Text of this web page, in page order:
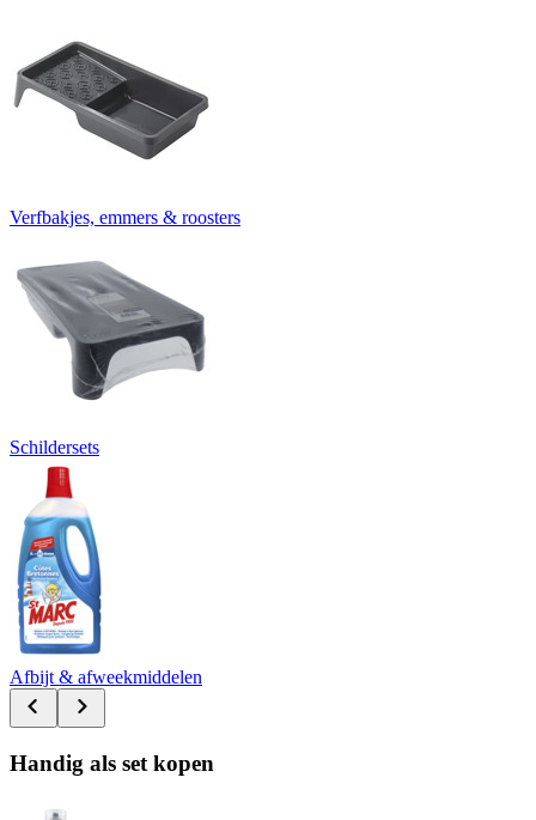
Verfbakjes, emmers & roosters
Schildersets
Afbijt & afweekmiddelen
Handig als set kopen